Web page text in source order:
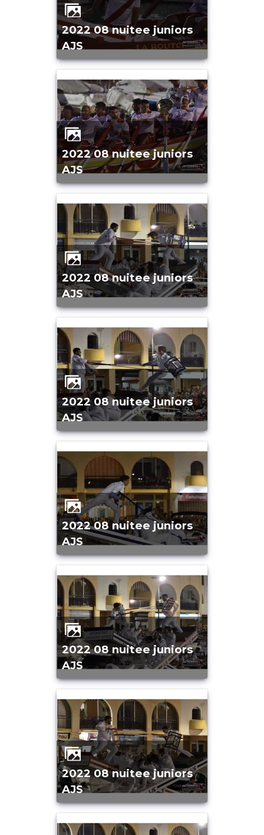
2022 08 nuitee juniors
AJS
2022 08 nuitee juniors
AJS
2022 08 nuitee juniors
AJS
2022 08 nuitee juniors
AJS
2022 08 nuitee juniors
AJS
2022 08 nuitee juniors
AJS
2022 08 nuitee juniors
AJS